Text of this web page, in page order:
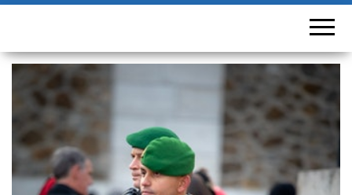
r
m
q
e
média,
nouveau
pouvoir